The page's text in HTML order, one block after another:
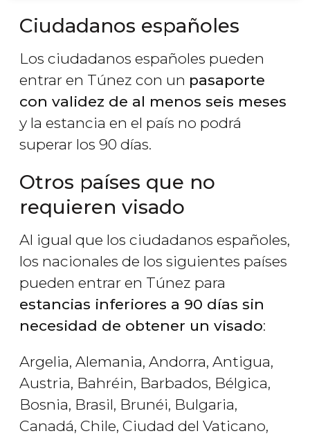
Ciudadanos españoles
Los ciudadanos españoles pueden
entrar en Túnez con un pasaporte
con validez de al menos seis meses
y la estancia en el país no podrá
superar los 90 días.
Otros países que no
requieren visado
Al igual que los ciudadanos españoles,
los nacionales de los siguientes países
pueden entrar en Túnez para
estancias inferiores a 90 días sin
necesidad de obtener un visado:
Argelia, Alemania, Andorra, Antigua,
Austria, Bahréin, Barbados, Bélgica,
Bosnia, Brasil, Brunéi, Bulgaria,
Canadá, Chile, Ciudad del Vaticano,